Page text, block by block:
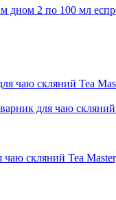
дном 2 по 100 мл
чаю скляний Tea